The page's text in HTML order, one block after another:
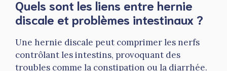
Quels sont les liens entre hernie
discale et problèmes intestinaux ?
Une hernie discale peut comprimer les nerfs
contrôlant les intestins, provoquant des
troubles comme la constipation ou la diarrhée.